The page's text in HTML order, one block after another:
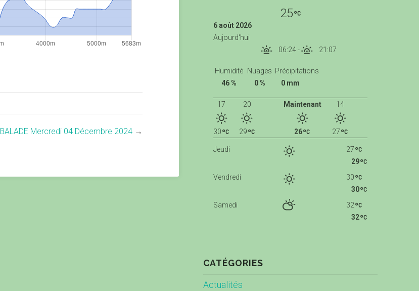
BALADE Mercredi 04 Décembre 2024 →
25
6 août 2026
Aujourd'hui
06:24- 21:07
Humidité
46 %
Nuages
0 %
Précipitations
0 mm
Maintenant
26
14
27
17
30
20
29
Jeudi
27
29
Vendredi
30
30
Samedi
32
32
CATÉGORIES
Actualités